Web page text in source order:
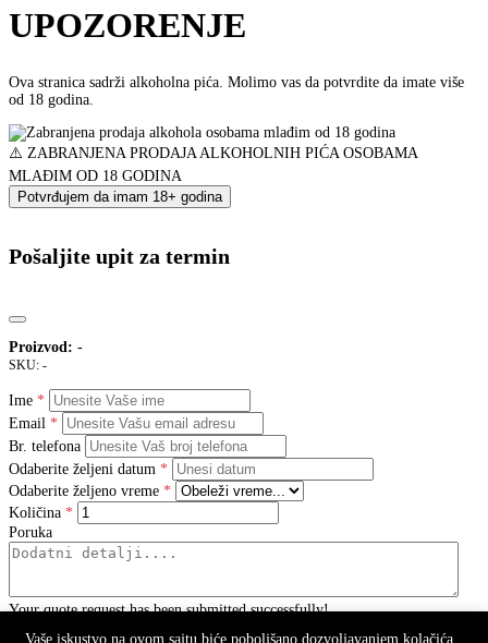
UPOZORENJE
Ova stranica sadrži alkoholna pića. Molimo vas da potvrdite da imate više
od 18 godina.
⚠️ ZABRANJENA PRODAJA ALKOHOLNIH PIĆA OSOBAMA
MLAĐIM OD 18 GODINA
Potvrđujem da imam 18+ godina
Pošaljite upit za termin
Proizvod: -
SKU: -
Ime
Email
Br. telefona
Odaberite željeni datum
Odaberite željeno vreme
Količina
Poruka
Your quote request has been submitted successfully!
Vaše iskustvo na ovom sajtu biće poboljšano dozvoljavanjem kolačića